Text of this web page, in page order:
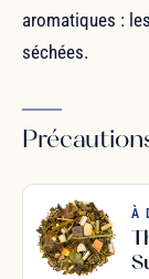
aromatiques :
séchées.
À